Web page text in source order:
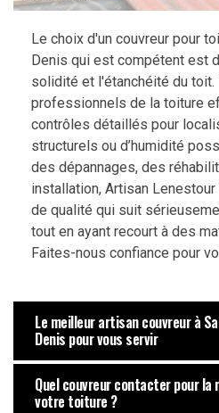
Le choix d'un couvreur pour
Denis qui est compétent est
solidité et l'étanchéité du toit.
professionnels de la toiture
contrôles détaillés pour
structurels ou d’humidité
des dépannages, des
installation, Artisan
de qualité qui suit
tout en ayant recourt à des
Faites-nous confiance pour
Le meilleur artisan couvreur à
Denis pour vous servir
Quel couvreur contacter pour la
votre toiture ?